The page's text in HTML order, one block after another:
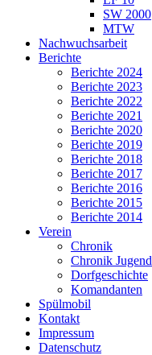
SW 2000
MTW
Nachwuchsarbeit
Berichte
Berichte 2024
Berichte 2023
Berichte 2022
Berichte 2021
Berichte 2020
Berichte 2019
Berichte 2018
Berichte 2017
Berichte 2016
Berichte 2015
Berichte 2014
Verein
Chronik
Chronik Jugend
Dorfgeschichte
Komandanten
Spülmobil
Kontakt
Impressum
Datenschutz